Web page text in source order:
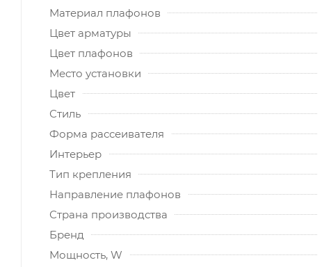
Материал плафонов
Цвет арматуры
Цвет плафонов
Место установки
Цвет
Стиль
Форма рассеивателя
Интерьер
Тип крепления
Направление плафонов
Страна производства
Бренд
Мощность, W